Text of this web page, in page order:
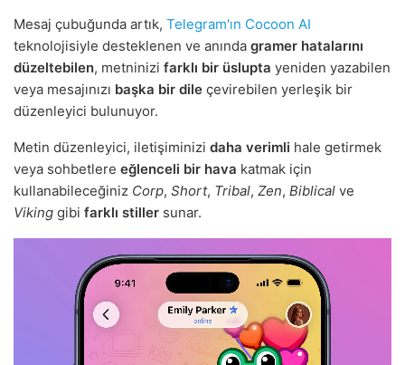
Mesaj çubuğunda artık, Telegram'ın Cocoon AI
teknolojisiyle desteklenen ve anında gramer hatalarını
düzeltebilen, metninizi farklı bir üslupta yeniden yazabilen
veya mesajınızı başka bir dile çevirebilen yerleşik bir
düzenleyici bulunuyor.
Metin düzenleyici, iletişiminizi daha verimli hale getirmek
veya sohbetlere eğlenceli bir hava katmak için
kullanabileceğiniz Corp, Short, Tribal, Zen, Biblical ve
Viking gibi farklı stiller sunar.